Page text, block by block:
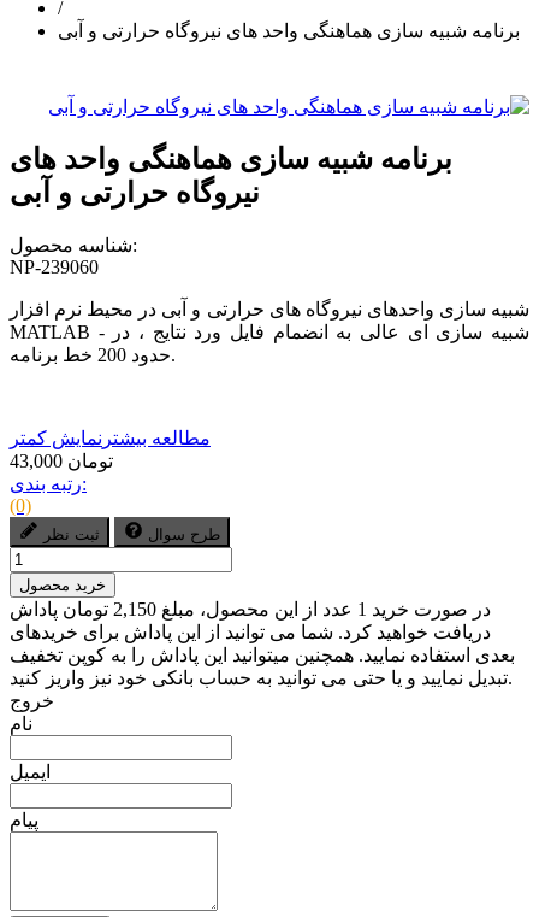
/
برنامه شبیه سازی هماهنگی واحد های نیروگاه حرارتی و آبی
برنامه شبیه سازی هماهنگی واحد های
نیروگاه حرارتی و آبی
شناسه محصول:
NP-239060
شبیه سازی واحدهای نیروگاه های حرارتی و آبی در محیط نرم افزار
MATLAB - شبیه سازی ای عالی به انضمام فایل ورد نتایج ، در
حدود 200 خط برنامه.
مطالعه بیشتر نمایش کمتر
43,000 تومان
رتبه بندی:
(0)
ثبت نظر طرح سوال
خرید محصول
در صورت خرید 1 عدد از این محصول، مبلغ 2,150 تومان پاداش
دریافت خواهید کرد. شما می توانید از این پاداش برای خریدهای
بعدی استفاده نمایید. همچنین میتوانید این پاداش را به کوپن تخفیف
تبدیل نمایید و یا حتی می توانید به حساب بانکی خود نیز واریز کنید.
خروج
نام
ایمیل
پیام